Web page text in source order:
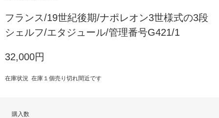
フランス/19世紀後期/ナポレオン3世様式の3段
シェルフ/エタジュール/管理番号G421/1
32,000円
在庫状況 在庫１個売り切れ間近です
購入数